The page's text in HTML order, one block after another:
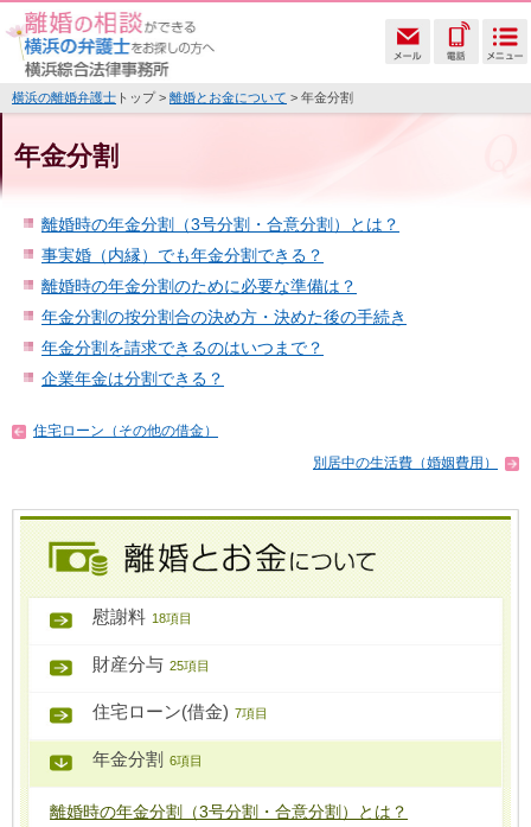
横浜の離婚弁護士 トップ > 離婚とお金について > 年金分割
年金分割
離婚時の年金分割（3号分割・合意分割）とは？
事実婚（内縁）でも年金分割できる？
離婚時の年金分割のために必要な準備は？
年金分割の按分割合の決め方・決めた後の手続き
年金分割を請求できるのはいつまで？
企業年金は分割できる？
住宅ローン（その他の借金）
別居中の生活費（婚姻費用）
慰謝料 18項目
財産分与 25項目
住宅ローン(借金) 7項目
年金分割 6項目
離婚時の年金分割（3号分割・合意分割）とは？